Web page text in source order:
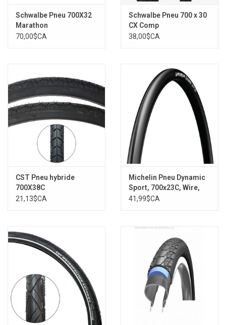
Schwalbe Pneu 700X32
Marathon
70,00$CA
Schwalbe Pneu 700 x 30
CX Comp
38,00$CA
CST Pneu hybride
700X38C
21,13$CA
Michelin Pneu Dynamic
Sport, 700x23C, Wire,
Clincher, 30TPI, 87-
41,99$CA